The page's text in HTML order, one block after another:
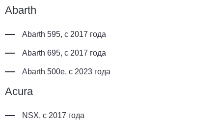
Abarth
Abarth 595, с 2017 года
Abarth 695, с 2017 года
Abarth 500e, с 2023 года
Acura
NSX, с 2017 года